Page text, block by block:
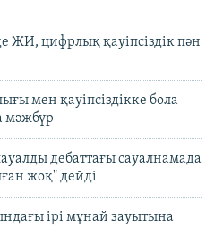
ЖИ, цифрлық қауіпсіздік пән
мен қауіпсіздікке бола
мәжбүр
дебаттағы сауалнамада
жоқ" дейді
ірі мұнай зауытына